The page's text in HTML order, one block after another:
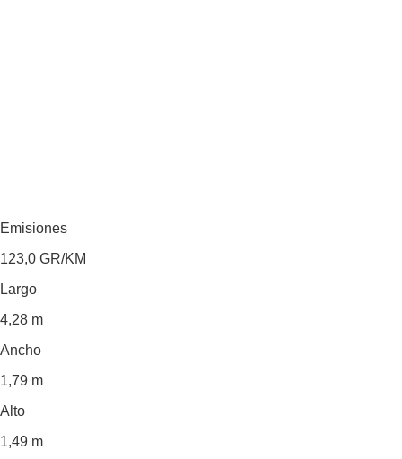
Emisiones
123,0 GR/KM
Largo
4,28 m
Ancho
1,79 m
Alto
1,49 m